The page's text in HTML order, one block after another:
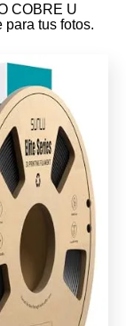
COBRE U
para tus fotos.